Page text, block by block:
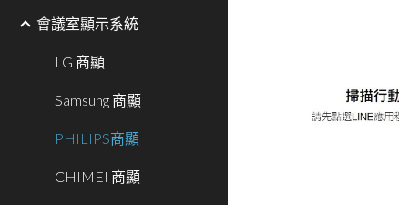
會議室顯示系統
LG 商顯
Samsung 商顯
PHILIPS商顯
CHIMEI 商顯